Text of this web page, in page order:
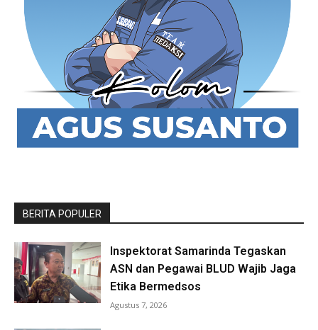
BERITA POPULER
Inspektorat Samarinda Tegaskan
ASN dan Pegawai BLUD Wajib Jaga
Etika Bermedsos
Agustus 7, 2026